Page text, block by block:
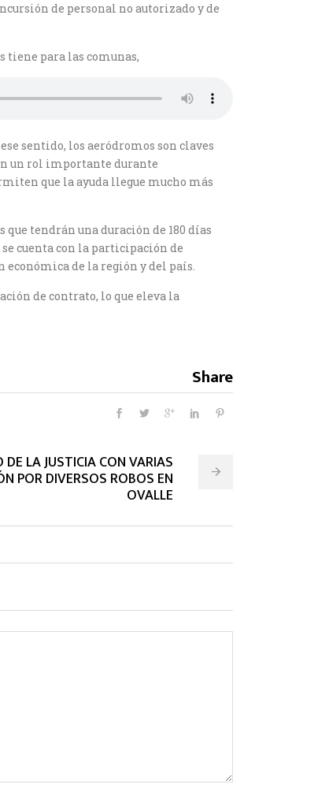
de personal no autorizado y de
tiene para las comunas,
sentido, los aeródromos son claves
un rol importante durante
que la ayuda llegue mucho más
que tendrán una duración de 180 días
cuenta con la participación de
económica de la región y del país.
de contrato, lo que eleva la
Share
LA JUSTICIA CON VARIAS
POR DIVERSOS ROBOS EN
OVALLE